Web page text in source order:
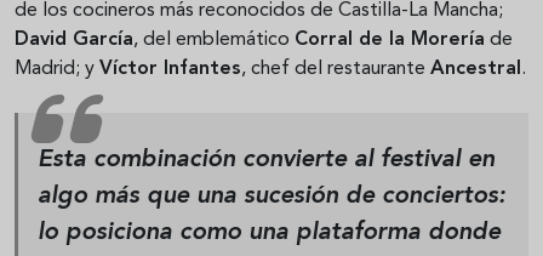
de los cocineros más reconocidos de Castilla-La Mancha;
David García, del emblemático Corral de la Morería de
Madrid; y Víctor Infantes, chef del restaurante Ancestral.
Esta combinación convierte al festival en
algo más que una sucesión de conciertos:
lo posiciona como una plataforma donde